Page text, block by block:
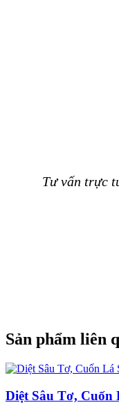
Tư vấn trực
Sản phẩm liên
Diệt Sâu Tơ, Cuốn